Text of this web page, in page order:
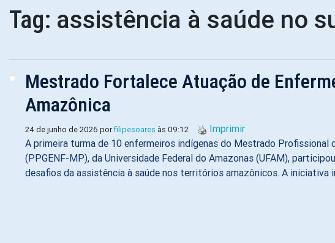
Tag: assistência à saúde no
Mestrado Fortalece Atuação de
Amazônica
24 de junho de 2026 porfilipesoares às 09:12
Imprimir
A primeira turma de 10 enfermeiros indígenas do Mestrado
(PPGENF-MP), da Universidade Federal do Amazonas (UFAM),
desafios da assistência à saúde nos territórios amazônicos. A iniciativa